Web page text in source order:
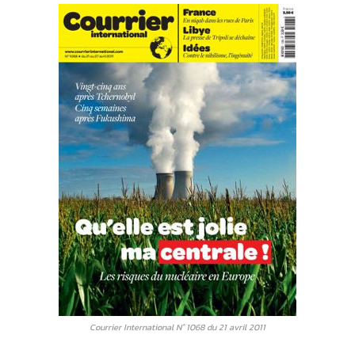
Courrier International N° 1068 du 21 avril 2011